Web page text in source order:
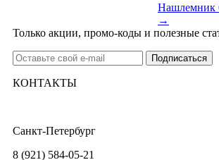
Нашлемник
→
Только акции, промо-коды и полезные
КОНТАКТЫ
Санкт-Петербург
8 (921) 584-05-21